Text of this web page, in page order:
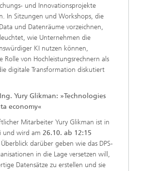
und Innovationsprojekte
In Sitzungen und Workshops, die
und Datenräume vorzeichnen,
wie Unternehmen die
KI nutzen können,
Rolle von Hochleistungsrechnern als
digitale Transformation diskutiert
Yury Glikman: »Technologies
economy«
Mitarbeiter Yury Glikman ist in
und wird am 26.10. ab 12:15
darüber geben wie das DPS-
in die Lage versetzen will,
Datensätze zu erstellen und sie